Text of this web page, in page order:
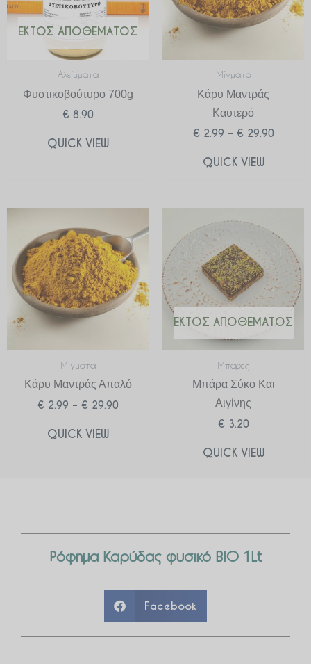
ΕΚΤΌΣ ΑΠΟΘΈΜΑΤΟΣ
Αλείμματα
Φυστικοβούτυρο 700g
€ 8.90
QUICK VIEW
Μίγματα
Κάρυ Μαντράς
Καυτερό
€ 2.99 – € 29.90
QUICK VIEW
Μίγματα
Κάρυ Μαντράς Απαλό
€ 2.99 – € 29.90
range:
€ 2.99
through
€ 29.90
QUICK VIEW
ΕΚΤΌΣ ΑΠΟΘΈΜΑΤΟΣ
Μπάρες
Μπάρα Σύκο Και
Αιγίνης
€ 3.20
QUICK VIEW
Ρόφημα Καρύδας φυσικό ΒΙΟ 1Lt
Facebook